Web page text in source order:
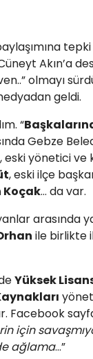
Akın’a
olmayı
geldi.
“
Gebze
, eski yönetici ve
, eski ilçe
Koçak… da var.
arasında
ile birlikte
Yüksek
Facebook
için
ağlama…”